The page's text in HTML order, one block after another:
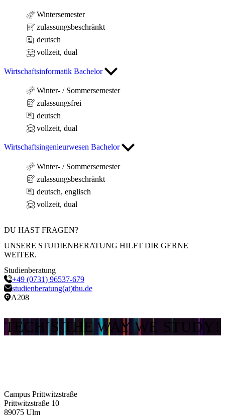
Wintersemester
zulassungsbeschränkt
deutsch
vollzeit, dual
Wirtschaftsinformatik Bachelor
Winter- / Sommersemester
zulassungsfrei
deutsch
vollzeit, dual
Wirtschaftsingenieurwesen Bachelor
Winter- / Sommersemester
zulassungsbeschränkt
deutsch, englisch
vollzeit, dual
DU HAST FRAGEN?
UNSERE STUDIENBERATUNG HILFT DIR GERNE
WEITER.
Studienberatung
+49 (0731) 96537-679
studienberatung(at)thu.de
A208
TECH´S THE WAY WE STUDY!
Campus Prittwitzstraße
Prittwitzstraße 10
89075 Ulm